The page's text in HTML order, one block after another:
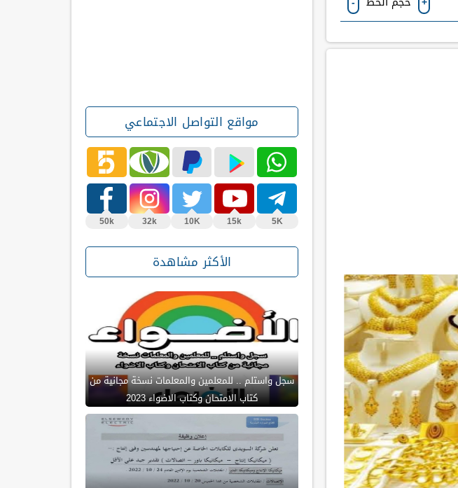
مواقع التواصل الاجتماعي
5K
15k
10K
32k
50k
الأكثر مشاهدة
سجل واستلم .. للمعلمين والمعلمات نسخة مجانية من
كتاب الامتحان وكتاب الاضواء 2023